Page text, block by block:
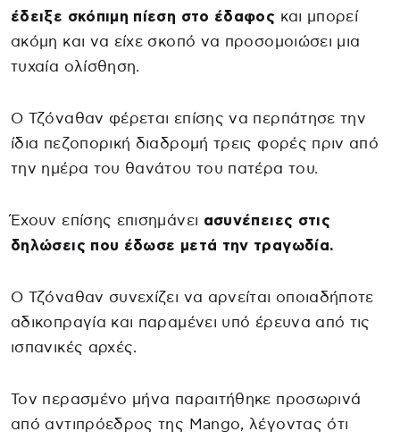
έδειξε σκόπιμη πίεση στο έδαφος και μπορεί
ακόμη και να είχε σκοπό να προσομοιώσει μια
τυχαία ολίσθηση.
Ο Τζόναθαν φέρεται επίσης να περπάτησε την
ίδια πεζοπορική διαδρομή τρεις φορές πριν από
την ημέρα του θανάτου του πατέρα του.
Έχουν επίσης επισημάνει ασυνέπειες στις
δηλώσεις που έδωσε μετά την τραγωδία.
Ο Τζόναθαν συνεχίζει να αρνείται οποιαδήποτε
αδικοπραγία και παραμένει υπό έρευνα από τις
ισπανικές αρχές.
Τον περασμένο μήνα παραιτήθηκε προσωρινά
από αντιπρόεδρος της Mango, λέγοντας ότι